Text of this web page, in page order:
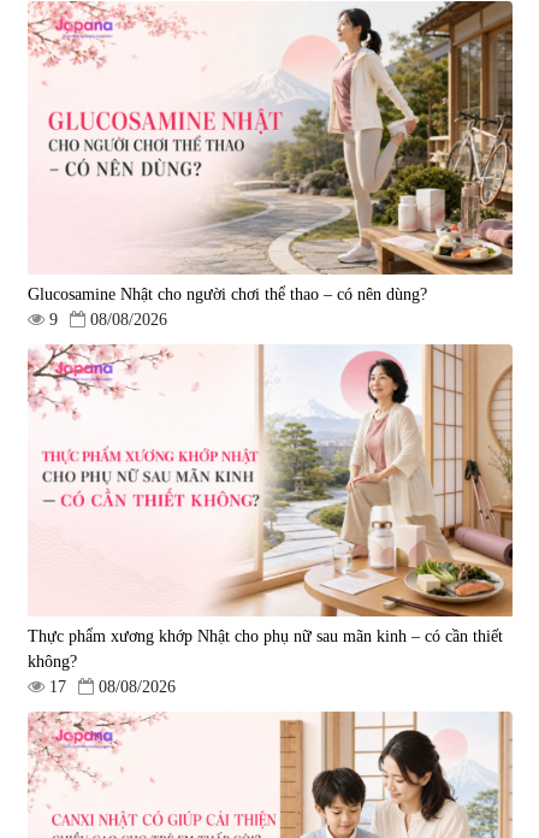
Viên uống hỗ trợ Gout Ribeto
|73.520
1.500.000 đ
Viên uống hỗ trợ xương khớp
Kendai Glucosamine Hộp 180
viên
|9.280
690.000 đ
Viên uống hỗ trợ xương khớp
Super Glucosamine DX Hokoen
|456
980.000 đ
Viên uống hỗ trợ xương khớp
Yoro Factory Kyoto Has 50EX
Plus 30 viên
0
2.380.000 đ
Glucosamine Nhật cho người chơi thể thao – có nên dùng?
9
08/08/2026
Thực phẩm xương khớp Nhật cho phụ nữ sau mãn kinh – có cần thiết
không?
17
08/08/2026